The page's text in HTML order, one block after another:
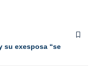
su exesposa “se